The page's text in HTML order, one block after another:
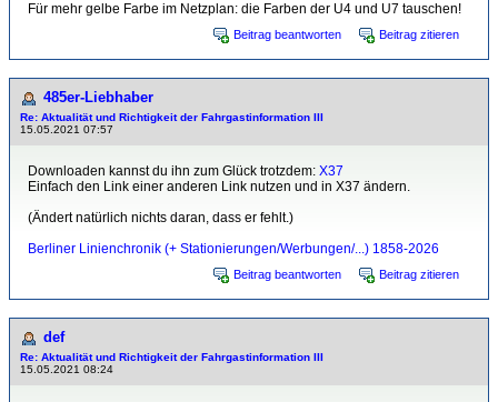
Für mehr gelbe Farbe im Netzplan: die Farben der U4 und U7 tauschen!
Beitrag beantworten Beitrag zitieren
485er-Liebhaber
Re: Aktualität und Richtigkeit der Fahrgastinformation III
15.05.2021 07:57
Downloaden kannst du ihn zum Glück trotzdem: X37
Einfach den Link einer anderen Link nutzen und in X37 ändern.
(Ändert natürlich nichts daran, dass er fehlt.)
Berliner Linienchronik (+ Stationierungen/Werbungen/...) 1858-2026
Beitrag beantworten Beitrag zitieren
def
Re: Aktualität und Richtigkeit der Fahrgastinformation III
15.05.2021 08:24